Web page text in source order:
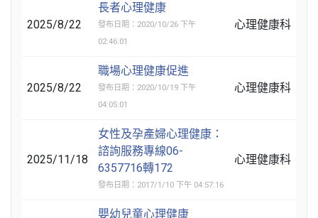
2025/8/22
長者心理健康
發布日期：2020/10/26 下午
02:46:01
心理健康科
2025/8/22
職場心理健康促進
發布日期：2020/10/19 下午
04:05:01
心理健康科
2025/11/18
女性及孕產婦心理健康：
諮詢服務專線06-
6357716轉172
發布日期：2017/1/10 下午 04:57:16
心理健康科
嬰幼兒童心理健康